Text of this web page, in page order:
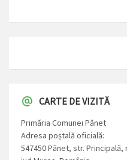
CARTE DE VIZITĂ
Primăria Comunei Pănet
Adresa poștală oficială:
547450 Pănet, str. Principală,